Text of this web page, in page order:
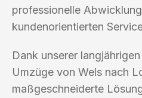
professionelle
kundenorientierten
Dank unserer
Umzüge von Wels nach
maßgeschneiderte